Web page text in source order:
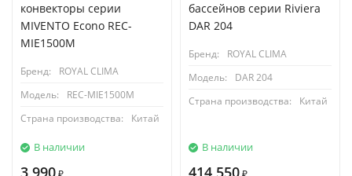
конвекторы серии
MIVENTO Econo REC-
MIE1500M
Бренд:
ROYAL CLIMA
Модель:
REC-MIE1500M
Страна производства:
Китай
В наличии
3 990 ₽
бассейнов cерии Riviera
DAR 204
Бренд:
ROYAL CLIMA
Модель:
DAR 204
Страна производства:
Китай
В наличии
414 550 ₽